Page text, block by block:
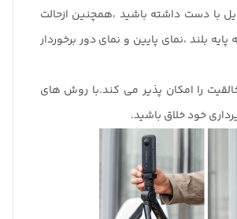
با دست داشته باشید ،همچنین ازحالت
بلند ،نمای پایین و نمای دور برخوردار
را امکان پذیر می کند.با روش های
خود خلاق باشید.